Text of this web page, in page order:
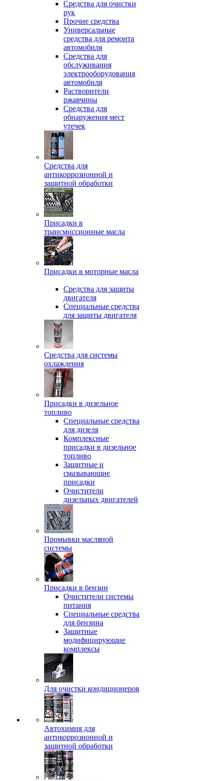
Средства для очистки
рук
Прочие средства
Универсальные
средства для ремонта
автомобиля
Средства для
обслуживания
электрооборудования
автомобиля
Растворители
ржавчины
Средства для
обнаружения мест
утечек
Средства для
антикоррозионной и
защитной обработки
Присадки в
трансмиссионные масла
Присадки в моторные масла
Средства для защиты
двигателя
Специальныe средства
для защиты двигателя
Средства для системы
охлаждения
Присадки в дизельное
топливо
Спeциальные средства
для дизеля
Комплексные
присадки в дизельное
топливо
Защитные и
смазывающие
присадки
Очистители
дизельных двигателей
Промывки масляной
системы
Присадки в бензин
Очистители системы
питания
Специальные срeдства
для бензина
Защитные
модифицирующие
комплексы
Для очистки кондиционеров
Автохимия для
антикоррозионной и
защитной обработки